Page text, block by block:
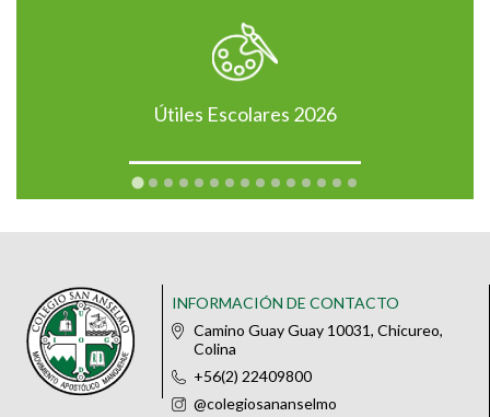
Útiles Escolares 2026
INFORMACIÓN DE CONTACTO
Camino Guay Guay 10031, Chicureo,
Colina
+56(2) 22409800
@colegiosananselmo